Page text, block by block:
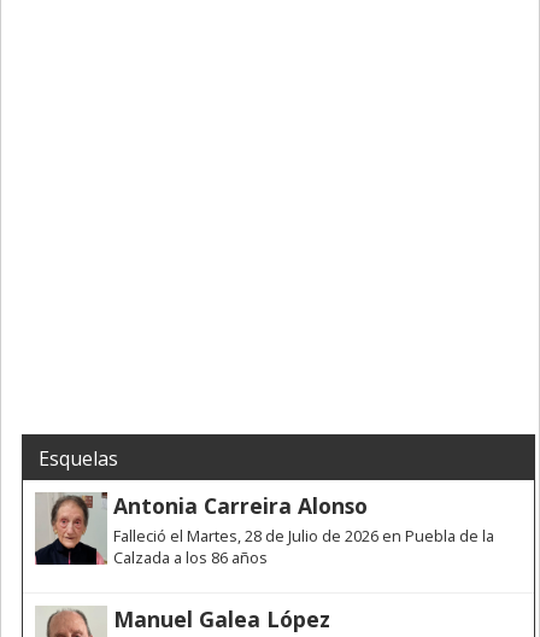
Esquelas
Antonia Carreira Alonso
Falleció el Martes, 28 de Julio de 2026 en Puebla de la
Calzada a los 86 años
Manuel Galea López